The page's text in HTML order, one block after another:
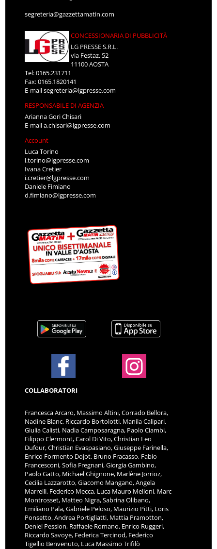
segreteria@gazzettamatin.com
CONCESSIONARIA DI PUBBLICITÀ
LG PRESSE S.R.L.
via Festaz, 52
11100 AOSTA
Tel: 0165.231711
Fax: 0165.1820141
E-mailsegreteria@lgpresse.com
RESPONSABILE DI AGENZIA
Arianna Gori Chisari
E-maila.chisari@lgpresse.com
Account
Luca Torino
l.torino@lgpresse.com
Ivana Cretier
i.cretier@lgpresse.com
Daniele Fimiano
d.fimiano@lgpresse.com
COLLABORATORI
Francesca Arcaro, Massimo Altini, Corrado Bellora,
Nadine Blanc, Riccardo Bortolotti, Manila Calipari,
Giulia Calisti, Nadia Camposaragna, Paolo Ciambi,
Filippo Clermont, Carol Di Vito, Christian Leo
Dufour, Christian Evaspasiano, Giuseppe Farinella,
Enrico Formento Dojot, Bruno Fracasso, Fabio
Francesconi, Sofia Fregnani, Giorgia Gambino,
Paolo Gatto, Michael Ghignone, Marlène Jorrioz,
Cecilia Lazzarotto, Giacomo Mangano, Angela
Marrelli, Federico Mecca, Luca Mauro Melloni, Marc
Montrosset, Matteo Nigra, Sabrina Olibano,
Emiliano Pala, Gabriele Peloso, Maurizio Pitti, Loris
Ponsetto, Andrea Portigliatti, Mattia Pramotton,
Deniel Pession, Raffaele Romano, Enrico Ruggeri,
Riccardo Savoye, Federica Tercinod, Federico
Tigellio Benvenuto, Luca Massimo Trifilò